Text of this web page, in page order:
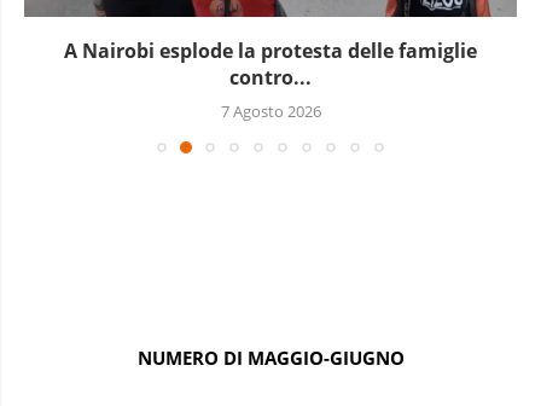
A Nairobi esplode la protesta delle famiglie
contro...
7 Agosto 2026
NUMERO DI MAGGIO-GIUGNO